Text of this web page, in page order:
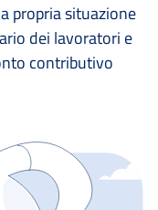
propria situazione
dei lavoratori e
contributivo